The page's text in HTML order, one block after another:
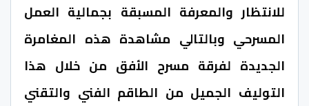
للانتظار والمعرفة المسبقة بجمالية العمل
المسرحي وبالتالي مشاهدة هذه المغامرة
الجديدة لفرقة مسرح الأفق من خلال هذا
التوليف الجميل من الطاقم الفني والتقني